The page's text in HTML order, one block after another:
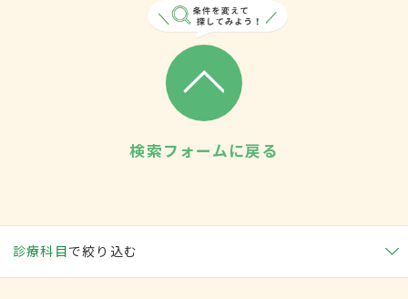
検索フォームに戻る
診療科目で絞り込む